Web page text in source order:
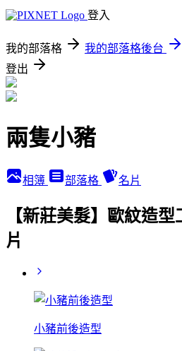
登入
我的部落格 我的部落格後台
登出
兩隻小豬
相簿 部落格 名片
【新莊美髮】歐紋造
片
小豬前後造型